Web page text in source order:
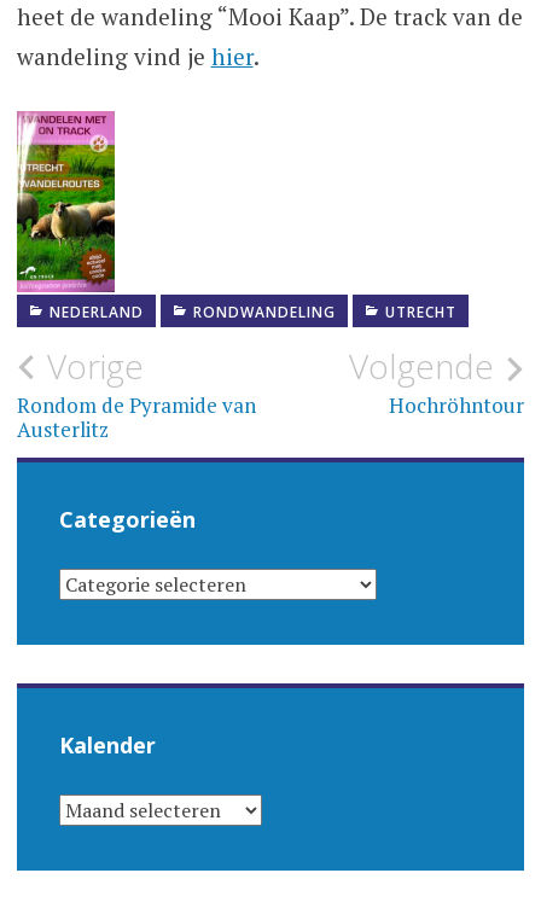
heet de wandeling “Mooi Kaap”. De track van de
wandeling vind je hier.
NEDERLAND RONDWANDELING UTRECHT
Bericht
navigatie
Vorige
Rondom de Pyramide van
Austerlitz
Volgende
Hochröhntour
Categorieën
CATEGORIEËN
Kalender
KALENDER